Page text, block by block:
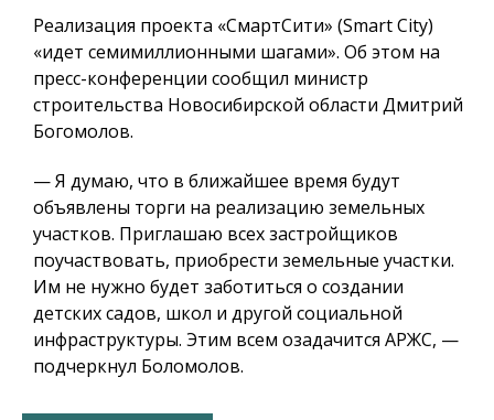
Реализация проекта «СмартСити» (Smart City)
«идет семимиллионными шагами». Об этом на
пресс-конференции сообщил министр
строительства Новосибирской области Дмитрий
Богомолов.
— Я думаю, что в ближайшее время будут
объявлены торги на реализацию земельных
участков. Приглашаю всех застройщиков
поучаствовать, приобрести земельные участки.
Им не нужно будет заботиться о создании
детских садов, школ и другой социальной
инфраструктуры. Этим всем озадачится АРЖС, —
подчеркнул Боломолов.